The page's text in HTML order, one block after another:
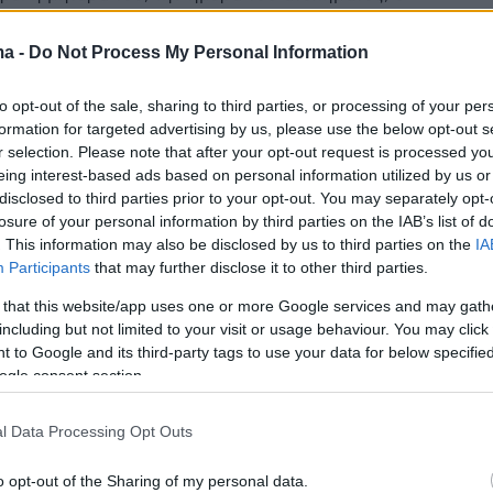
- Do Not Process My Personal Information
opt-out of the sale, sharing to third parties, or processing of your
for targeted advertising by us, please use the below opt-out
selection. Please note that after your opt-out request is processed
interest-based ads based on personal information utilized by us
to third parties prior to your opt-out. You may separately
of your personal information by third parties on the IAB’s list of
This information may also be disclosed by us to third parties on the
Participants that may further disclose it to other third parties.
that this website/app uses one or more Google services and may
but not limited to your visit or usage behaviour. You may
to Google and its third-party tags to use your data for below
consent section.
Data Processing Opt Outs
opt-out of the Sharing of my personal data.
του ριάλιτι επιβίωσης είχε βγάλει τον σταυρό
επάνω του για να μην τον χάσει
πυρών στα κουβανικά
Δύο Αμερικανοί στο ταχύπλοο
ένας νεκρός και
και έξι τραυματίες σε ανταλλαγή πυρών με το
σκάφος ήταν καταχωρισμένο σε νηογνώμονα των
5